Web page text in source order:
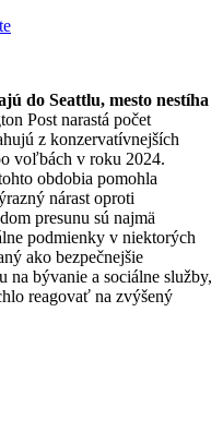
do Seattlu, mesto nestíha
Post narastá počet
z konzervatívnejších
voľbách v roku 2024.
obdobia pomohla
nárast oproti
presunu sú najmä
podmienky v niektorých
ako bezpečnejšie
na bývanie a sociálne služby,
reagovať na zvýšený